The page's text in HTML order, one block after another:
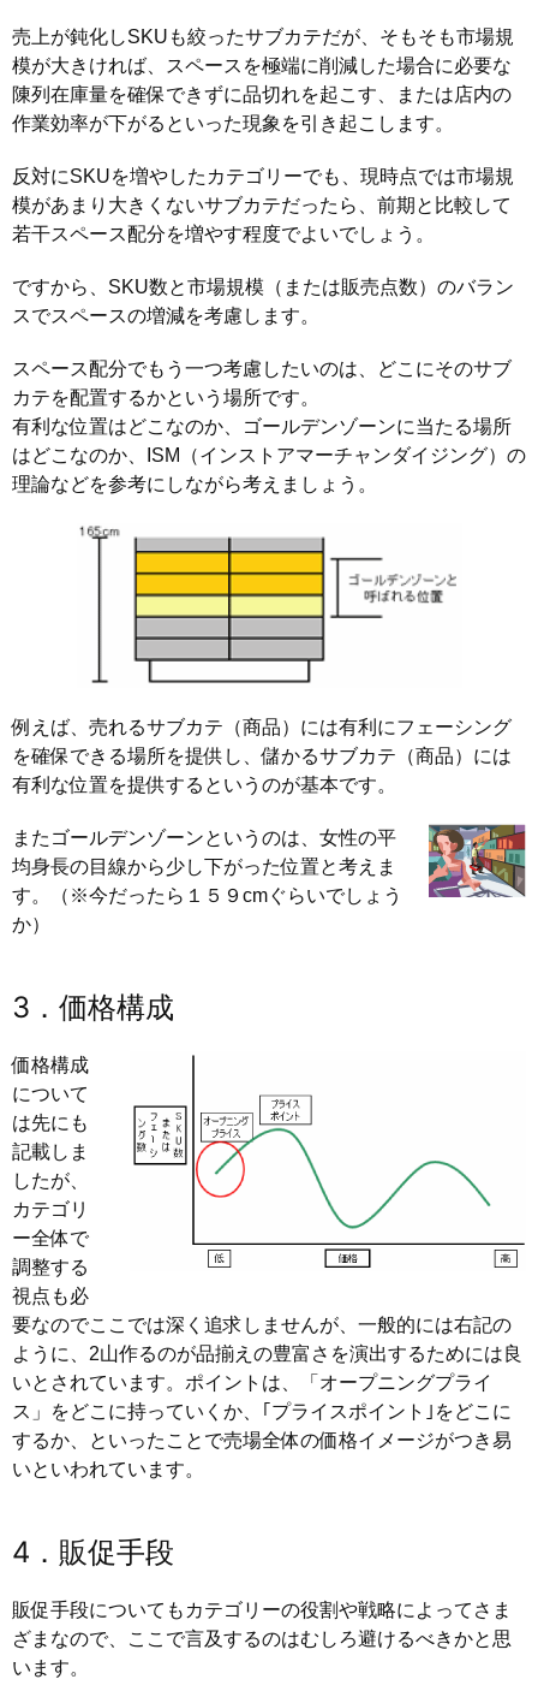
売上が鈍化しSKUも絞ったサブカテだが、そもそも市場規
模が大きければ、スペースを極端に削減した場合に必要な
陳列在庫量を確保できずに品切れを起こす、または店内の
作業効率が下がるといった現象を引き起こします。
反対にSKUを増やしたカテゴリーでも、現時点では市場規
模があまり大きくないサブカテだったら、前期と比較して
若干スペース配分を増やす程度でよいでしょう。
ですから、SKU数と市場規模（または販売点数）のバラン
スでスペースの増減を考慮します。
スペース配分でもう一つ考慮したいのは、どこにそのサブ
カテを配置するかという場所です。
有利な位置はどこなのか、ゴールデンゾーンに当たる場所
はどこなのか、ISM（インストアマーチャンダイジング）の
理論などを参考にしながら考えましょう。
例えば、売れるサブカテ（商品）には有利にフェーシング
を確保できる場所を提供し、儲かるサブカテ（商品）には
有利な位置を提供するというのが基本です。
またゴールデンゾーンというのは、女性の平
均身長の目線から少し下がった位置と考えま
す。（※今だったら１５９cmぐらいでしょう
か）
3．価格構成
価格構成
について
は先にも
記載しま
したが、
カテゴリ
ー全体で
調整する
視点も必
要なのでここでは深く追求しませんが、一般的には右記の
ように、2山作るのが品揃えの豊富さを演出するためには良
いとされています。ポイントは、「オープニングプライ
ス」をどこに持っていくか、｢プライスポイント｣をどこに
するか、といったことで売場全体の価格イメージがつき易
いといわれています。
4．販促手段
販促手段についてもカテゴリーの役割や戦略によってさま
ざまなので、ここで言及するのはむしろ避けるべきかと思
います。